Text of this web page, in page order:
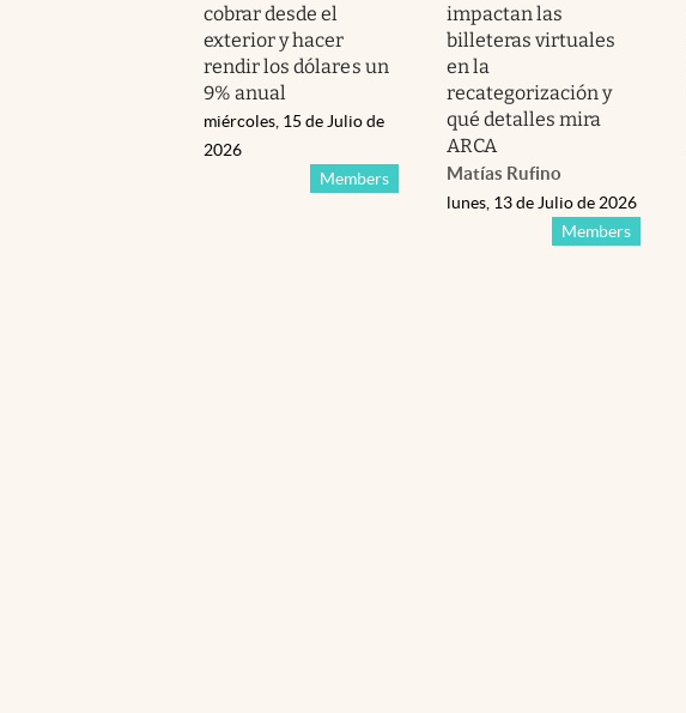
cobrar desde el
exterior y hacer
rendir los dólares un
9% anual
Members
miércoles, 15 de Julio de
2026
impactan las
billeteras virtuales
en la
recategorización y
qué detalles mira
ARCA
Matías Rufino
Members
lunes, 13 de Julio de 2026